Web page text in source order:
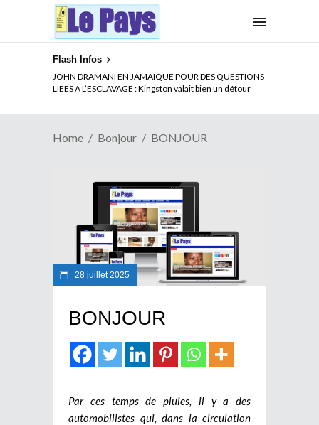
Flash Infos
JOHN DRAMANI EN JAMAIQUE POUR DES QUESTIONS
LIEES A L’ESCLAVAGE : Kingston valait bien un détour
Home Bonjour BONJOUR
28 juillet 2025
BONJOUR
Par ces temps de pluies, il y a des
automobilistes qui, dans la circulation